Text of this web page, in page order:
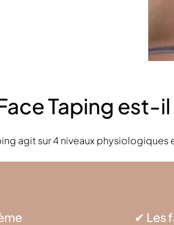
Taping est-
agit sur 4 niveaux physiologiques
✔ Les